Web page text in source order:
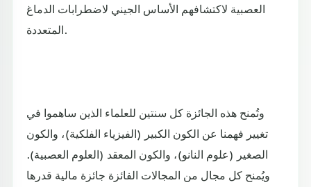
العصبية لاكتشافهم الأساس الجيني لاضطرابات الدماغ
المتعددة.
وتُمنح هذه الجائزة كل سنتين للعلماء الذين ساهموا في
تغيير فهمنا عن الكون الكبير (الفيزياء الفلكية)، والكون
الصغير (علوم النانو)، والكون المعقد (العلوم العصبية).
ويُمنح كل مجال من المجالات الفائزة جائزة مالية قدرها